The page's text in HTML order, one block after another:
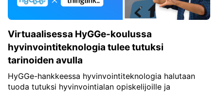
Virtuaalisessa HyGGe-koulussa
hyvinvointiteknologia tulee tutuksi
tarinoiden avulla
HyGGe-hankkeessa hyvinvointiteknologia halutaan
tuoda tutuksi hyvinvointialan opiskelijoille ja